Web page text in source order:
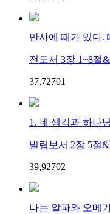
만사에 때가 있다.
전도서 3장 1~8절
37,72701
1. 네 생각과 하나
빌립보서 2장 5절
39,92702
나는 알파와 오메